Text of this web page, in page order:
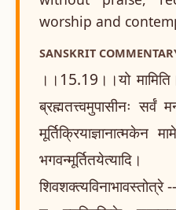
worship and
SANSKRIT
।।15.19।।यो
ब्रह्मतत्त्वमुपासीनः सर्वं